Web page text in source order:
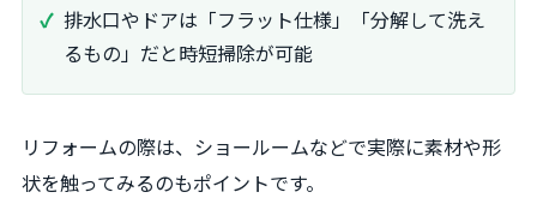
排水口やドアは「フラット仕様」「分解して洗え
るもの」だと時短掃除が可能
リフォームの際は、ショールームなどで実際に素材や形
状を触ってみるのもポイントです。